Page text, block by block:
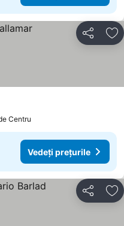
Distribuiți
Centru
Vedeți prețurile
Distribuiți